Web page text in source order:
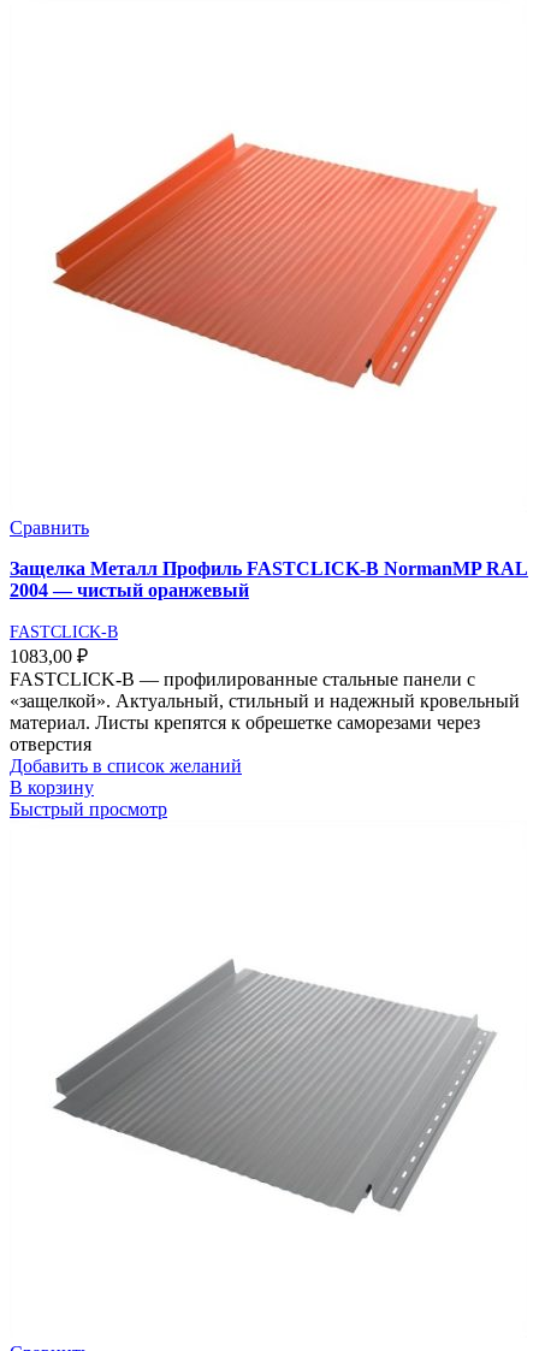
Сравнить
Защелка Металл Профиль FASTCLICK-В NormanMP RAL
2004 — чистый оранжевый
FASTCLICK-B
1083,00 ₽
FASTCLICK-В — профилированные стальные панели с
«защелкой». Актуальный, стильный и надежный кровельный
материал. Листы крепятся к обрешетке саморезами через
отверстия
Добавить в список желаний
В корзину
Быстрый просмотр